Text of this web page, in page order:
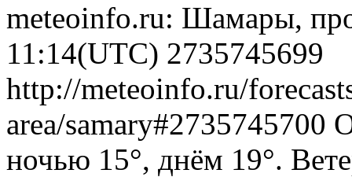
meteoinfo.ru: Шамары,
11:14(UTC) 2735745699
http://meteoinfo.ru/
area/samary#2735745700
ночью 15°, днём 19°.